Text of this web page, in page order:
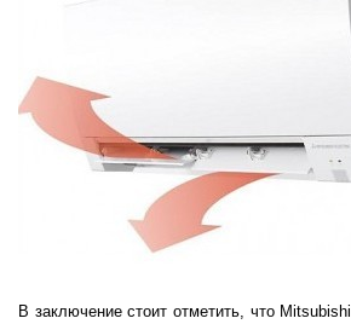
В заключение стоит отметить, что Mitsubishi